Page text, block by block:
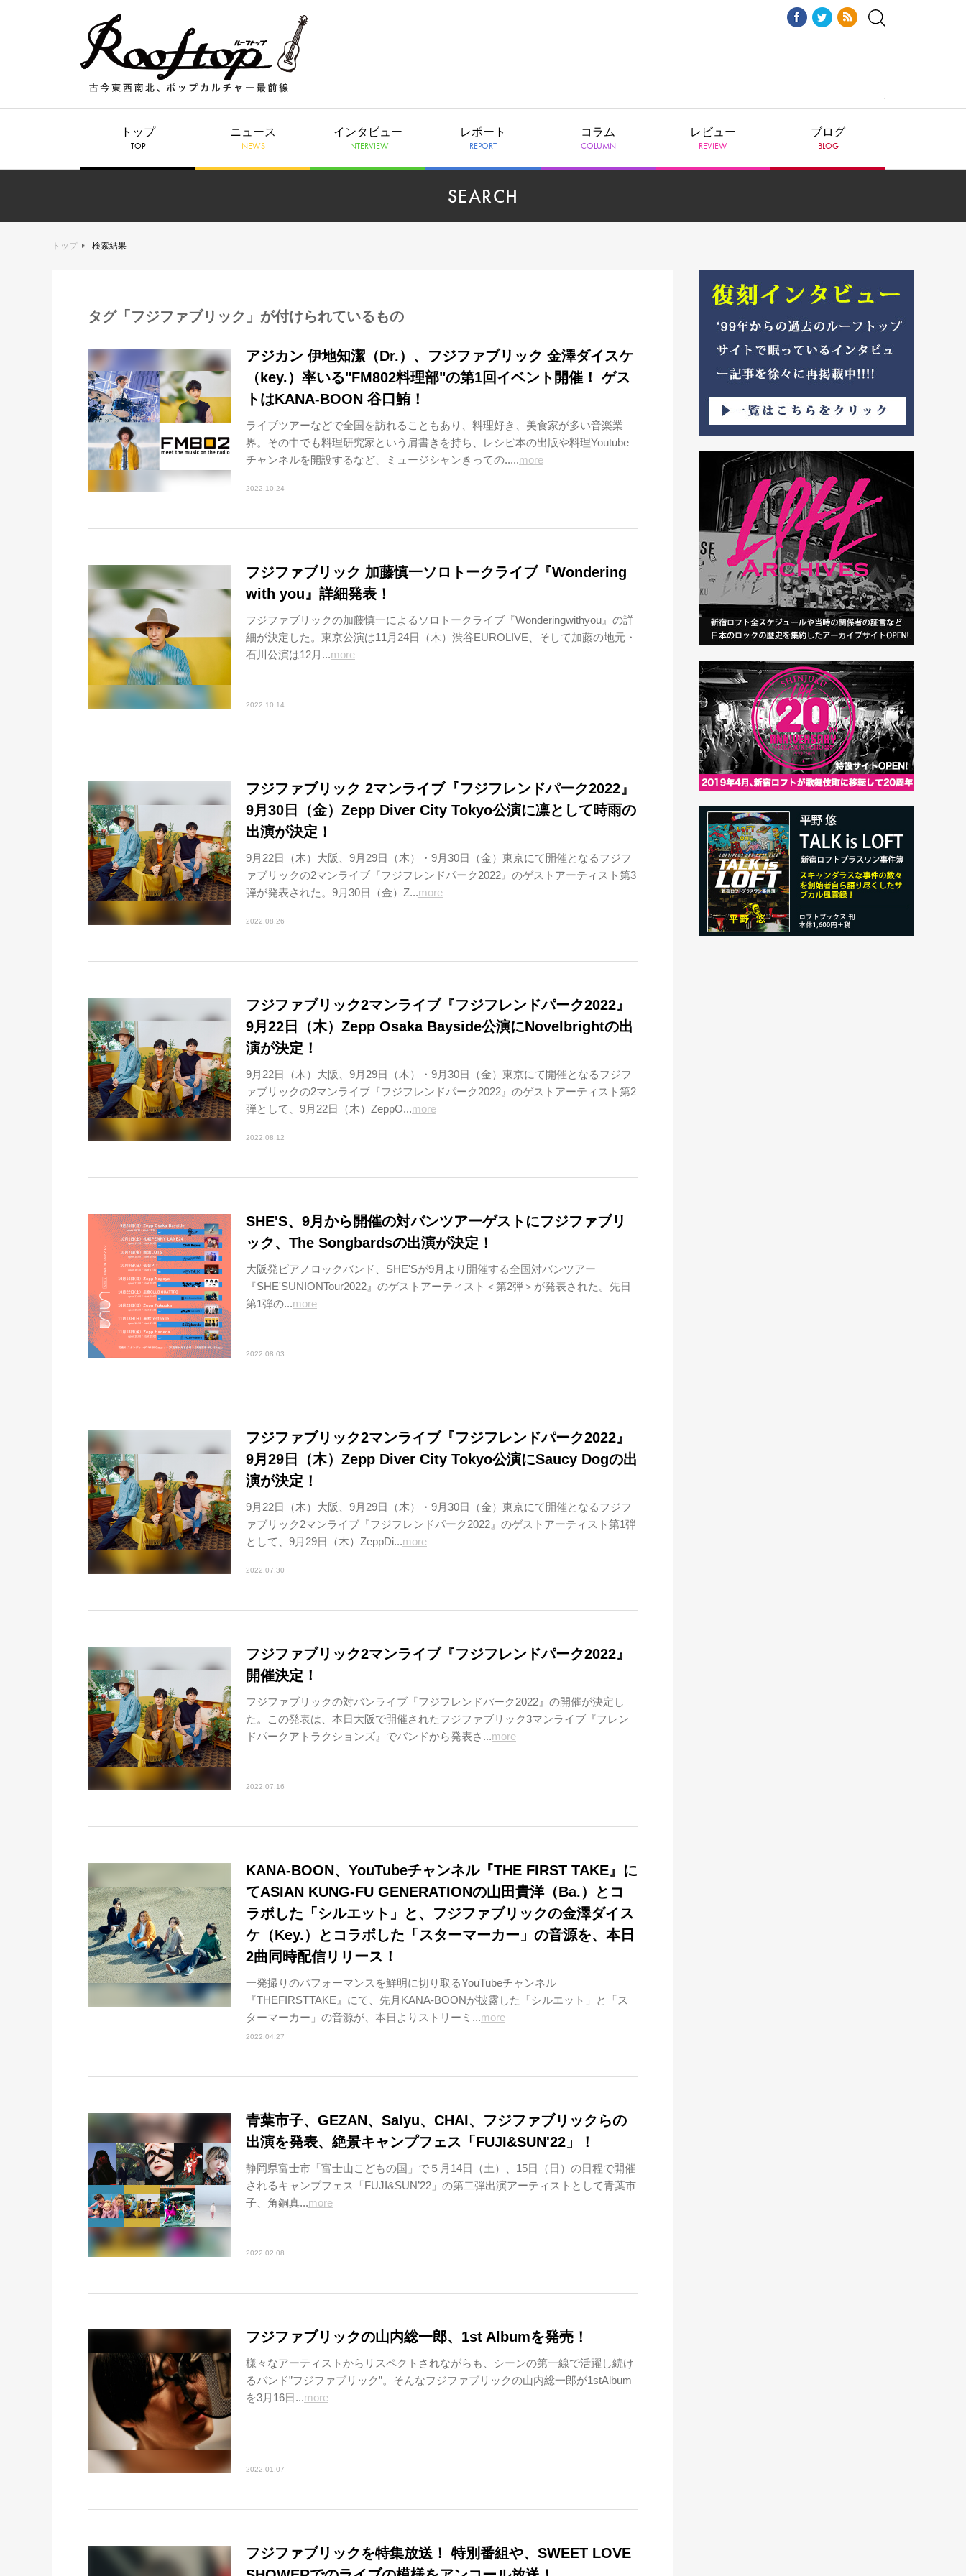
トップ
TOP
ニュース
NEWS
インタビュー
INTERVIEW
レポート
REPORT
コラム
COLUMN
レビュー
REVIEW
ブログ
BLOG
SEARCH
トップ 検索結果
タグ「フジファブリック」が付けられているもの
アジカン 伊地知潔（Dr.）、フジファブリック 金澤ダイスケ
（key.）率いる"FM802料理部"の第1回イベント開催！ ゲス
トはKANA-BOON 谷口鮪！
ライブツアーなどで全国を訪れることもあり、料理好き、美食家が多い音楽業
界。その中でも料理研究家という肩書きを持ち、レシピ本の出版や料理Youtube
チャンネルを開設するなど、ミュージシャンきっての.....more
2022.10.24
フジファブリック 加藤慎一ソロトークライブ『Wondering
with you』詳細発表！
フジファブリックの加藤慎一によるソロトークライブ『Wonderingwithyou』の詳
細が決定した。東京公演は11月24日（木）渋谷EUROLIVE、そして加藤の地元・
石川公演は12月...more
2022.10.14
フジファブリック 2マンライブ『フジフレンドパーク2022』
9月30日（金）Zepp Diver City Tokyo公演に凛として時雨の
出演が決定！
9月22日（木）大阪、9月29日（木）・9月30日（金）東京にて開催となるフジフ
ァブリックの2マンライブ『フジフレンドパーク2022』のゲストアーティスト第3
弾が発表された。9月30日（金）Z...more
2022.08.26
フジファブリック2マンライブ『フジフレンドパーク2022』
9月22日（木）Zepp Osaka Bayside公演にNovelbrightの出
演が決定！
9月22日（木）大阪、9月29日（木）・9月30日（金）東京にて開催となるフジフ
ァブリックの2マンライブ『フジフレンドパーク2022』のゲストアーティスト第2
弾として、9月22日（木）ZeppO...more
2022.08.12
SHE'S、9月から開催の対バンツアーゲストにフジファブリ
ック、The Songbardsの出演が決定！
大阪発ピアノロックバンド、SHE'Sが9月より開催する全国対バンツアー
『SHE'SUNIONTour2022』のゲストアーティスト＜第2弾＞が発表された。先日
第1弾の...more
2022.08.03
フジファブリック2マンライブ『フジフレンドパーク2022』
9月29日（木）Zepp Diver City Tokyo公演にSaucy Dogの出
演が決定！
9月22日（木）大阪、9月29日（木）・9月30日（金）東京にて開催となるフジフ
ァブリック2マンライブ『フジフレンドパーク2022』のゲストアーティスト第1弾
として、9月29日（木）ZeppDi...more
2022.07.30
フジファブリック2マンライブ『フジフレンドパーク2022』
開催決定！
フジファブリックの対バンライブ『フジフレンドパーク2022』の開催が決定し
た。この発表は、本日大阪で開催されたフジファブリック3マンライブ『フレン
ドパークアトラクションズ』でバンドから発表さ...more
2022.07.16
KANA-BOON、YouTubeチャンネル『THE FIRST TAKE』に
てASIAN KUNG-FU GENERATIONの山田貴洋（Ba.）とコ
ラボした「シルエット」と、フジファブリックの金澤ダイス
ケ（Key.）とコラボした「スターマーカー」の音源を、本日
2曲同時配信リリース！
一発撮りのパフォーマンスを鮮明に切り取るYouTubeチャンネル
『THEFIRSTTAKE』にて、先月KANA-BOONが披露した「シルエット」と「ス
ターマーカー」の音源が、本日よりストリーミ...more
2022.04.27
青葉市子、GEZAN、Salyu、CHAI、フジファブリックらの
出演を発表、絶景キャンプフェス「FUJI&SUN'22」！
静岡県富士市「富士山こどもの国」で５月14日（土）、15日（日）の日程で開催
されるキャンプフェス「FUJI&SUN’22」の第二弾出演アーティストとして青葉市
子、角銅真...more
2022.02.08
フジファブリックの山内総一郎、1st Albumを発売！
様々なアーティストからリスペクトされながらも、シーンの第一線で活躍し続け
るバンド”フジファブリック”。そんなフジファブリックの山内総一郎が1stAlbum
を3月16日...more
2022.01.07
フジファブリックを特集放送！ 特別番組や、SWEET LOVE